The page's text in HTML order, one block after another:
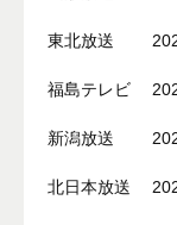
東北放送
福島テレビ
新潟放送
北日本放送